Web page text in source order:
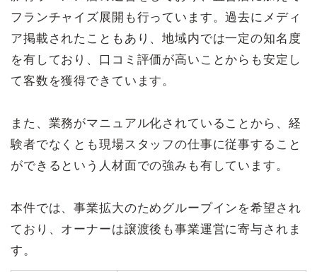
フランチャイズ展開も行っています。過去にメディ
ア掲載されたこともあり、地域内では一定の知名度
を有しており、口コミ評価が高いことからも安定し
て客数を獲得できています。
また、業務がマニュアル化されていることから、経
験者でなくとも現場スタッフの仕事に従事すること
ができるという人材面での強みも有しています。
本件では、事業拡大のためグループインを希望され
ており、オーナーは譲渡後も事業運営に寄与されま
す。